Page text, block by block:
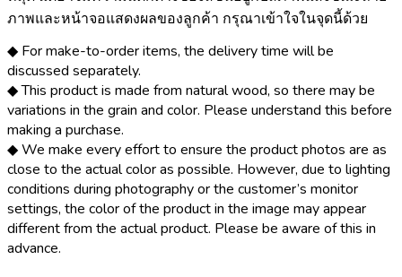
ภาพและหน้าจอแสดงผลของลูกค้า กรุณาเข้าใจในจุดนี้ด้วย
◆ For make-to-order items, the delivery time will be
discussed separately.
◆ This product is made from natural wood, so there may be
variations in the grain and color. Please understand this before
making a purchase.
◆ We make every effort to ensure the product photos are as
close to the actual color as possible. However, due to lighting
conditions during photography or the customer’s monitor
settings, the color of the product in the image may appear
different from the actual product. Please be aware of this in
advance.